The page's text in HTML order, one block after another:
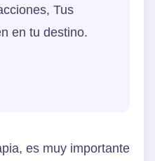
Tus
en tu destino.
es muy importante